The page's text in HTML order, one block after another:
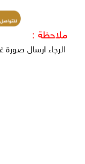
ملاحظة :
الرجاء ارسال صورة